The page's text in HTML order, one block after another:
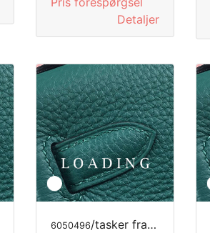
Detaljer
6050496/tasker fra JIMMY CHOO